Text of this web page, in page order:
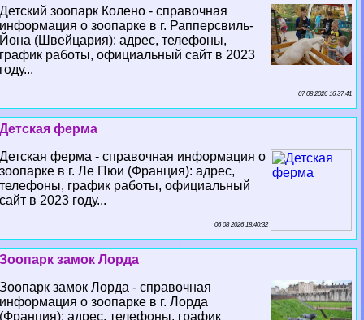
Детский зоопарк Колено - справочная
информация о зоопарке в г. Рапперсвиль-
Йона (Швейцария): адрес, телефоны,
график работы, официальный сайт в 2023
году...
07 08 2026 16:37:41
Детская ферма
Детская ферма - справочная информация о
зоопарке в г. Ле Пюи (Франция): адрес,
телефоны, график работы, официальный
сайт в 2023 году...
06 08 2026 18:40:32
Зоопарк замок Лорда
Зоопарк замок Лорда - справочная
информация о зоопарке в г. Лорда
(Франция): адрес, телефоны, график